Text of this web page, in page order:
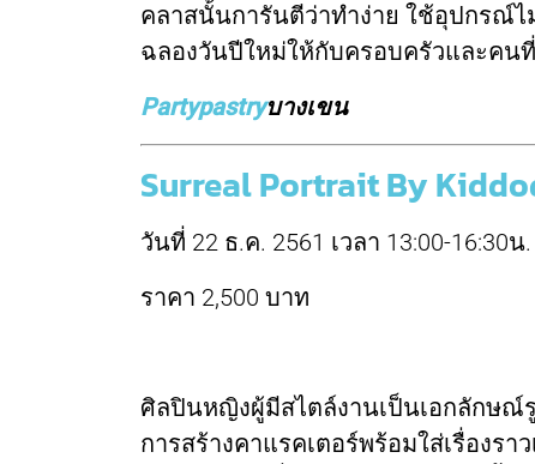
คลาสนั้นการันตีว่าทำง่าย ใช้อุปกรณ์
ฉลองวันปีใหม่ให้กับครอบครัวและคน
Partypastryบางเขน
Surreal Portrait By
วันที่ 22 ธ.ค. 2561 เวลา 13:00-16:30น.
ราคา 2,500 บาท
ศิลปินหญิงผู้มีสไตล์งานเป็นเอกลักษณ์
การสร้างคาแรคเตอร์พร้อมใส่เรื่องร